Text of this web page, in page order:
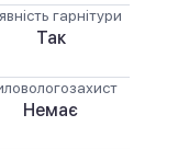
гарнітури
Так
Немає